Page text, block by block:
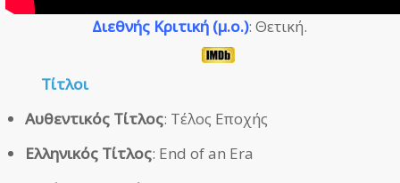
Διεθνής Κριτική (μ.ο.): Θετική.
Τίτλοι
Αυθεντικός Τίτλος: Τέλος Εποχής
Ελληνικός Τίτλος: End of an Era